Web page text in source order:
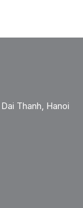
Thanh, Hanoi